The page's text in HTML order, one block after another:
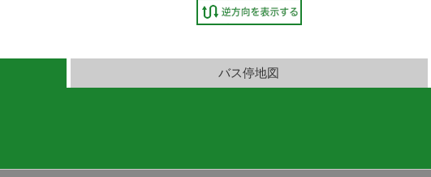
バス停地図